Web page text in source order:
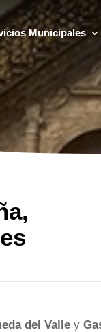
Municipales
del Valle y